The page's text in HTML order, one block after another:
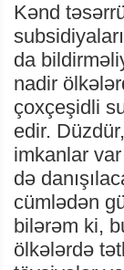
Kənd
da
nadir
çoxçeşidli
edir.
imkanlar
də
cümlədən
bilərəm ki,
ölkələrdə